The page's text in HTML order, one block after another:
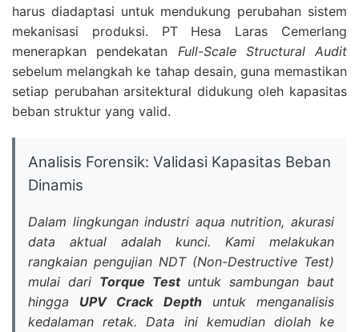
harus diadaptasi untuk mendukung perubahan sistem
mekanisasi produksi. PT Hesa Laras Cemerlang
menerapkan pendekatan Full-Scale Structural Audit
sebelum melangkah ke tahap desain, guna memastikan
setiap perubahan arsitektural didukung oleh kapasitas
beban struktur yang valid.
Analisis Forensik: Validasi Kapasitas Beban
Dinamis
Dalam lingkungan industri aqua nutrition, akurasi
data aktual adalah kunci. Kami melakukan
rangkaian pengujian NDT (Non-Destructive Test)
mulai dari Torque Testuntuk sambungan baut
hingga UPV Crack Depthuntuk menganalisis
kedalaman retak. Data ini kemudian diolah ke